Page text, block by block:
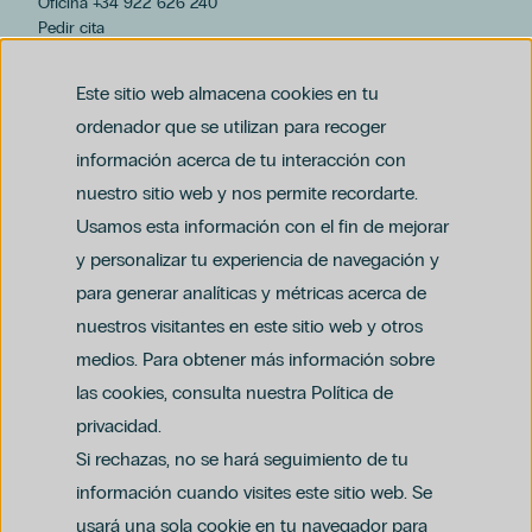
Este sitio web almacena cookies en tu
ordenador que se utilizan para recoger
información acerca de tu interacción con
nuestro sitio web y nos permite recordarte.
Usamos esta información con el fin de mejorar
y personalizar tu experiencia de navegación y
para generar analíticas y métricas acerca de
nuestros visitantes en este sitio web y otros
medios. Para obtener más información sobre
las cookies, consulta nuestra Política de
privacidad.
Si rechazas, no se hará seguimiento de tu
información cuando visites este sitio web. Se
usará una sola cookie en tu navegador para
Pedir cita
Política de privacidad y protección de datos
Política del canal ético (PDF)
Política de compliance penal (PDF)